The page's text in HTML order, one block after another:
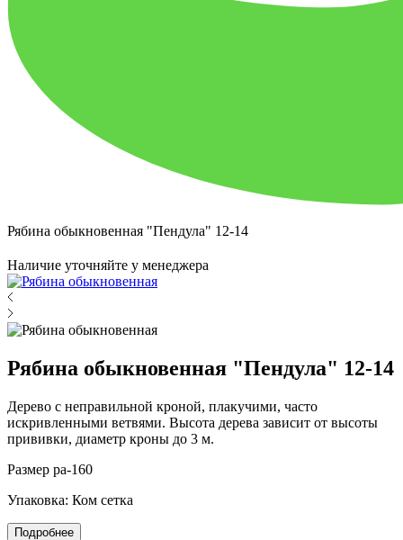
Рябина обыкновенная "Пендула" 12-14
Наличие уточняйте у менеджера
Рябина обыкновенная "Пендула" 12-14
Дерево с неправильной кроной, плакучими, часто
искривленными ветвями. Высота дерева зависит от высоты
прививки, диаметр кроны до 3 м.
Размер ра-160
Упаковка: Ком сетка
Подробнее